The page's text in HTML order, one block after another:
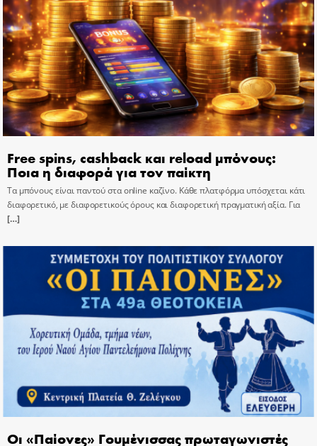
Free spins, cashback και reload μπόνους:
Ποια η διαφορά για τον παίκτη
Τα μπόνους είναι παντού στα online καζίνο. Κάθε πλατφόρμα υπόσχεται κάτι
διαφορετικό, με διαφορετικούς όρους και διαφορετική πραγματική αξία. Για
[…]
Οι «Παίονες» Γουμένισσας πρωταγωνιστές